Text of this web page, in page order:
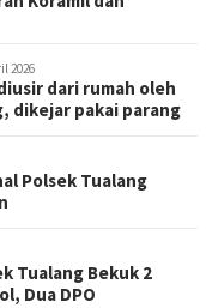
2026
dari rumah oleh
dikejar pakai parang
Polsek Tualang
Tualang Bekuk 2
Dua DPO